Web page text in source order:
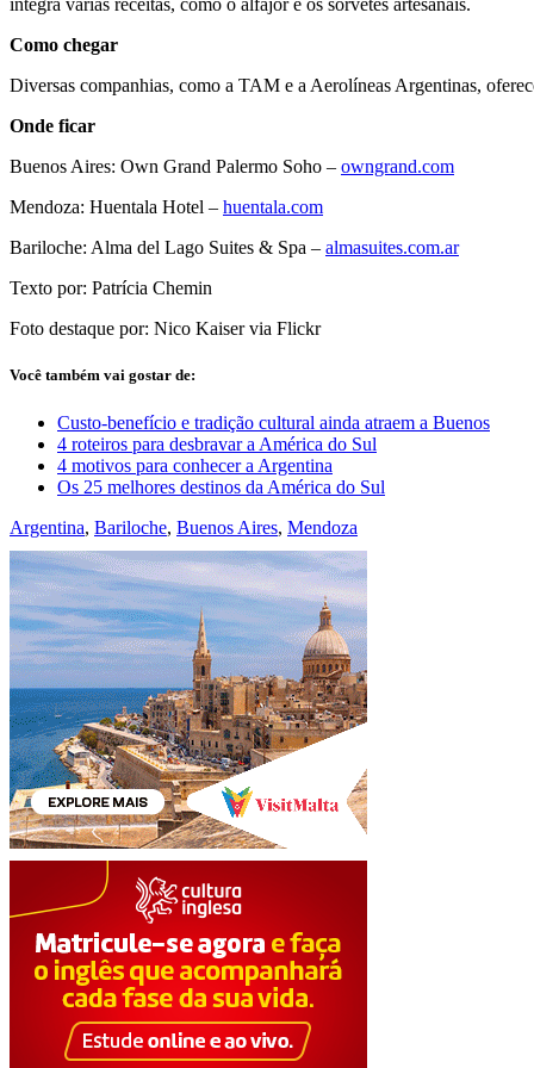
integra várias receitas, como o alfajor e os sorvetes artesanais.
Como chegar
Diversas companhias, como a TAM e a Aerolíneas Argentinas,
Onde ficar
Buenos Aires: Own Grand Palermo Soho – owngrand.com
Mendoza: Huentala Hotel – huentala.com
Bariloche: Alma del Lago Suites & Spa – almasuites.com.ar
Texto por: Patrícia Chemin
Foto destaque por: Nico Kaiser via Flickr
Você também vai gostar de:
Custo-benefício e tradição cultural ainda atraem a Buenos
4 roteiros para desbravar a América do Sul
4 motivos para conhecer a Argentina
Os 25 melhores destinos da América do Sul
Argentina, Bariloche, Buenos Aires, Mendoza